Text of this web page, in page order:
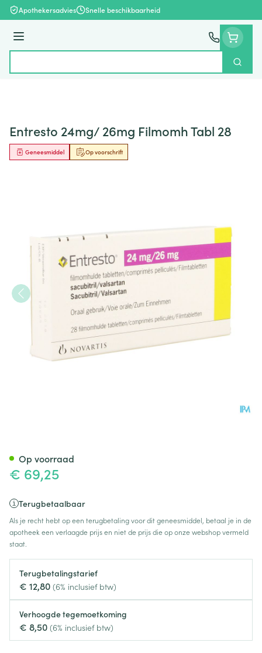
Ga naar de inhoud
Apothekersadvies Snelle beschikbaarheid
Menu
Zoek
Entresto 24mg/ 26mg Filmomh Tabl 28
Op voorschrift
Geneesmiddel
€ 69,25
Terugbetaalbaar
Als je recht hebt op een terugbetaling voor dit geneesmiddel, betaal je in de
apotheek een verlaagde prijs en niet de prijs die op onze webshop vermeld
staat.
Terugbetalingstarief
€ 12,80 (6% inclusief btw)
Verhoogde tegemoetkoming
€ 8,50 (6% inclusief btw)
Op voorraad